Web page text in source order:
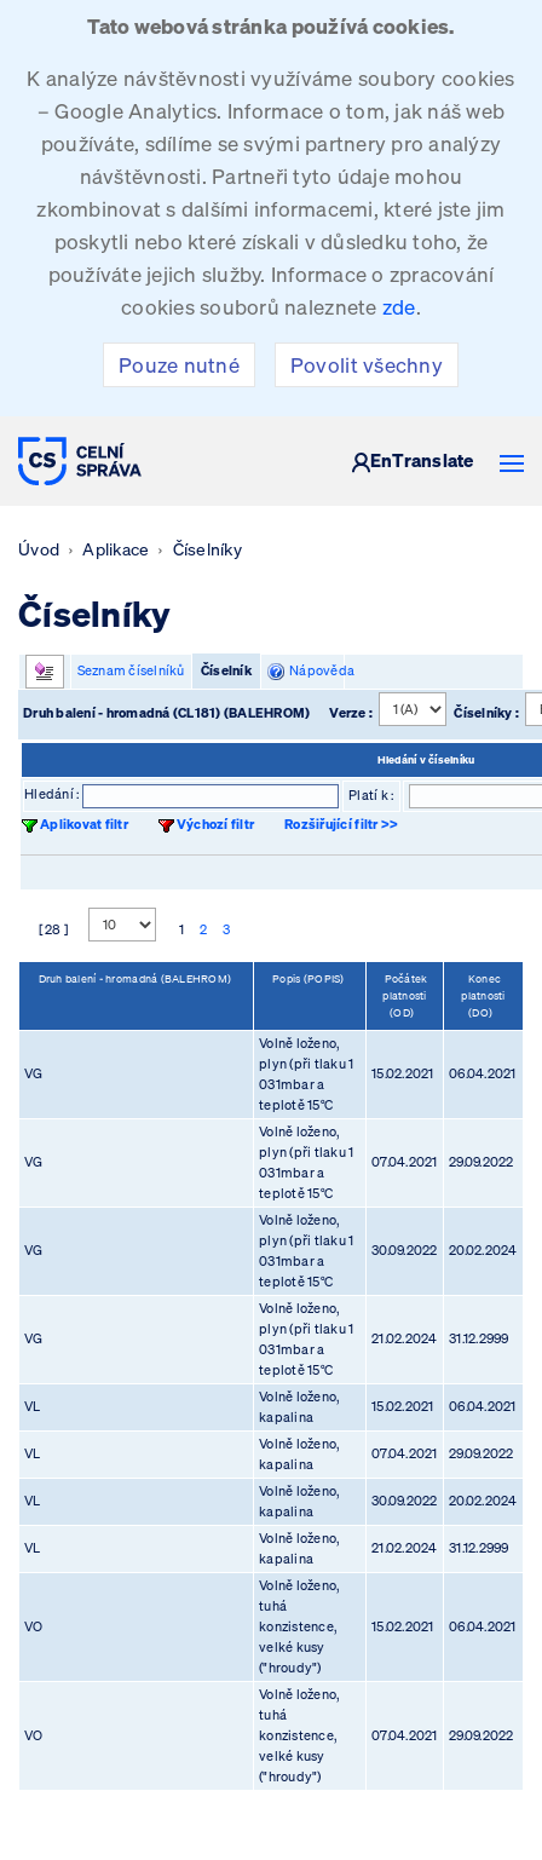
Tato webová stránka používá cookies.
K analýze návštěvnosti využíváme soubory cookies
– Google Analytics. Informace o tom, jak náš web
používáte, sdílíme se svými partnery pro analýzy
návštěvnosti. Partneři tyto údaje mohou
zkombinovat s dalšími informacemi, které jste jim
poskytli nebo které získali v důsledku toho, že
používáte jejich služby. Informace o zpracování
cookies souborů naleznete zde.
Pouze nutné Povolit všechny
CELNÍ SPRÁVA ČESKÉ REPUBLIKY
EnTranslate
Úvod Aplikace Číselníky
Číselníky
Seznam číselníků Číselník Nápověda
Druh balení - hromadná (CL181) (BALEHROM) Verze : Číselníky :
Hledání v číselníku
Hledání :
Platí k :
Aplikovat filtr
Výchozí filtr Rozšiřující filtr >>
[ 28 ] 1 2 3
Druh balení - hromadná (BALEHROM) Popis (POPIS)
Počátek
platnosti
(OD)
Konec
platnosti
(DO)
VG
Volně loženo,
plyn (při tlaku 1
031mbar a
teplotě 15°C
15.02.2021 06.04.2021
VG
Volně loženo,
plyn (při tlaku 1
031mbar a
teplotě 15°C
07.04.2021 29.09.2022
VG
Volně loženo,
plyn (při tlaku 1
031mbar a
teplotě 15°C
30.09.2022 20.02.2024
VG
Volně loženo,
plyn (při tlaku 1
031mbar a
teplotě 15°C
21.02.2024 31.12.2999
VL
Volně loženo,
kapalina
15.02.2021 06.04.2021
VL
Volně loženo,
kapalina
07.04.2021 29.09.2022
VL
Volně loženo,
kapalina
30.09.2022 20.02.2024
VL
Volně loženo,
kapalina
21.02.2024 31.12.2999
VO
Volně loženo,
tuhá
konzistence,
velké kusy
("hroudy")
15.02.2021 06.04.2021
VO
Volně loženo,
tuhá
konzistence,
velké kusy
("hroudy")
07.04.2021 29.09.2022